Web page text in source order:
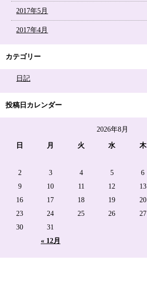
2017年5月
2017年4月
カテゴリー
日記
投稿日カレンダー
2026年8月
日 月 火 水 木
« 12月
2
3 4 5 6
9
10 11 12 13
16
17 18 19 20
23
24 25 26 27
30
31